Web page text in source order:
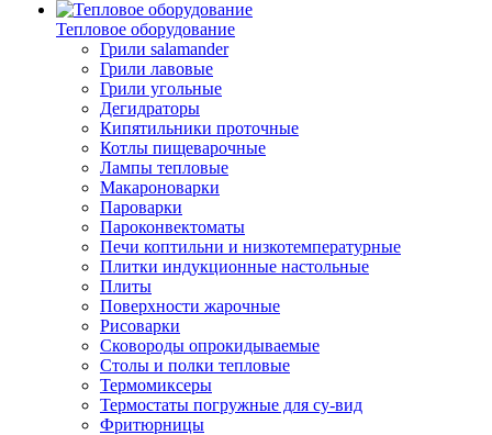
Тепловое оборудование
Грили salamander
Грили лавовые
Грили угольные
Дегидраторы
Кипятильники проточные
Котлы пищеварочные
Лампы тепловые
Макароноварки
Пароварки
Пароконвектоматы
Печи коптильни и низкотемпературные
Плитки индукционные настольные
Плиты
Поверхности жарочные
Рисоварки
Сковороды опрокидываемые
Столы и полки тепловые
Термомиксеры
Термостаты погружные для су-вид
Фритюрницы